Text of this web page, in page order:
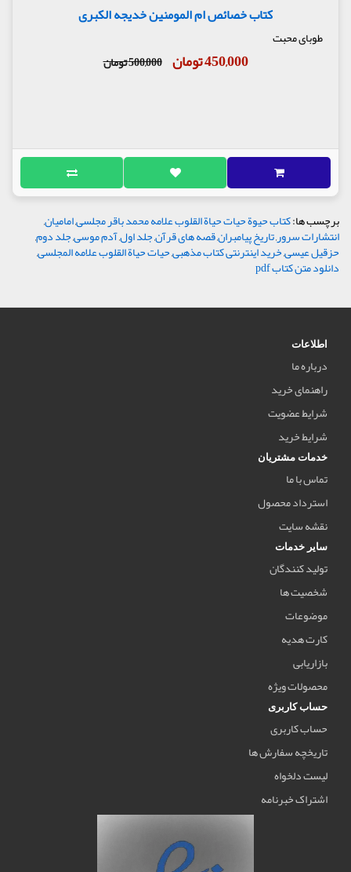
کتاب خصائص ام المومنین خدیجه الکبری
طوبای محبت
450,000 تومان 500,000 تومان
برچسب ها:کتاب حیوة حیات حیاة القلوب علامه محمد باقر مجلسی,امامیان,
انتشارات سرور,تاریخ پیامبران,قصه های قرآن,جلد اول,آدم موسی,جلد دوم,
حزقیل عیسی,خرید اینترنتی کتاب مذهبی,حیات حیاة القلوب علامه المجلسی,
دانلود متن کتاب pdf
اطلاعات
درباره ما
راهنمای خرید
شرایط عضویت
شرایط خرید
خدمات مشتریان
تماس با ما
استرداد محصول
نقشه سایت
سایر خدمات
تولید کنندگان
شخصیت ها
موضوعات
کارت هدیه
بازاریابی
محصولات ویژه
حساب کاربری
حساب کاربری
تاریخچه سفارش ها
لیست دلخواه
اشتراک خبرنامه